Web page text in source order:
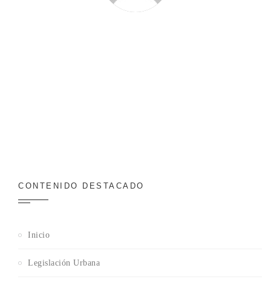
CONTENIDO DESTACADO
Inicio
Legislación Urbana